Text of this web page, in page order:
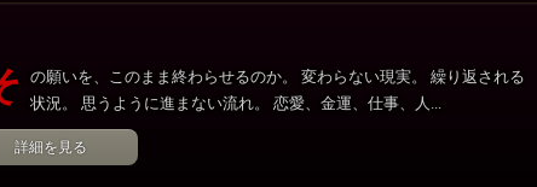
の願いを、このまま終わらせるのか。 変わらない現実。 繰り返される
状況。 思うように進まない流れ。 恋愛、金運、仕事、人...
詳細を見る